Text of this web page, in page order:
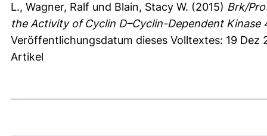
L., Wagner, Ralf und Blain, Stacy W. (2015) Brk/
the Activity of Cyclin D–Cyclin-Dependent Kinase
Veröffentlichungsdatum dieses Volltextes: 19 Dez
Artikel